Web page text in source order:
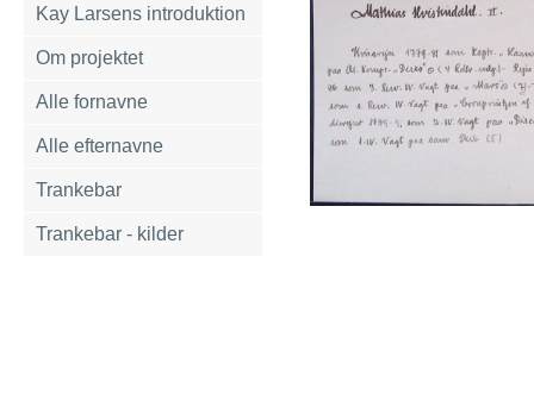
Kay Larsens introduktion
Om projektet
Alle fornavne
Alle efternavne
Trankebar
Trankebar - kilder